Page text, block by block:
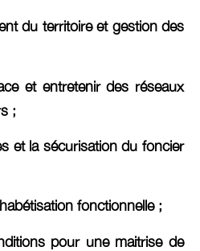
territoire et gestion des
entretenir des réseaux
;
la sécurisation du foncier
fonctionnelle ;
pour une maitrise de